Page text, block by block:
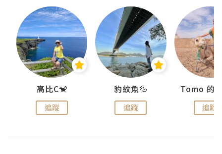
高比C🐒
追蹤
豹紋魚💦
追蹤 追蹤